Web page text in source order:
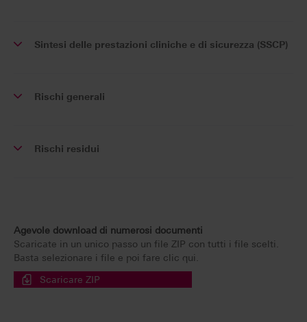
Sintesi delle prestazioni cliniche e di sicurezza (SSCP)
Rischi generali
Rischi residui
Agevole download di numerosi documenti
Scaricate in un unico passo un file ZIP con tutti i file scelti.
Basta selezionare i file e poi fare clic qui.
Scaricare ZIP